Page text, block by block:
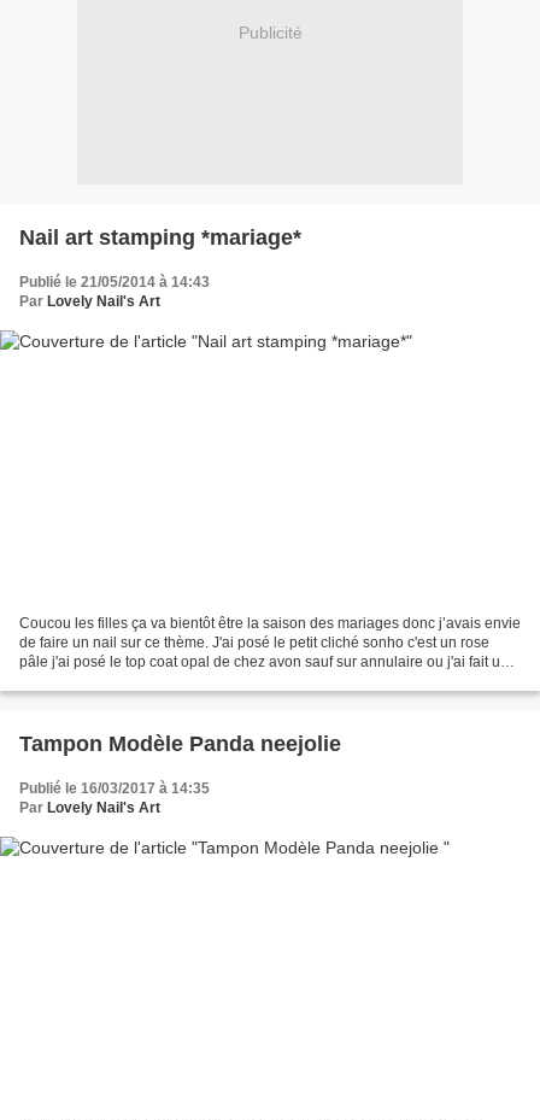
Publicité
Nail art stamping *mariage*
Publié le 21/05/2014 à 14:43
Par Lovely Nail's Art
Coucou les filles ça va bientôt être la saison des mariages donc j’avais envie
de faire un nail sur ce thème. J'ai posé le petit cliché sonho c'est un rose
pâle j'ai posé le top coat opal de chez avon sauf sur annulaire ou j'ai fait un
Tampon Modèle Panda neejolie
Publié le 16/03/2017 à 14:35
Par Lovely Nail's Art